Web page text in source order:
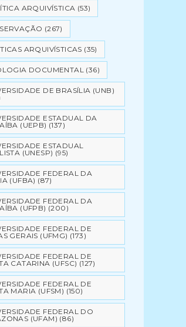
ARQUIVÍSTICA (53)
(267)
ARQUIVÍSTICAS (35)
DOCUMENTAL (36)
DE BRASÍLIA (UNB)
ESTADUAL DA
(UEPB) (137)
ESTADUAL
(UNESP) (95)
FEDERAL DA
(UFBA) (87)
FEDERAL DA
(UFPB) (200)
FEDERAL DE
GERAIS (UFMG) (173)
FEDERAL DE
CATARINA (UFSC) (127)
FEDERAL DE
MARIA (UFSM) (150)
FEDERAL DO
(UFAM) (86)